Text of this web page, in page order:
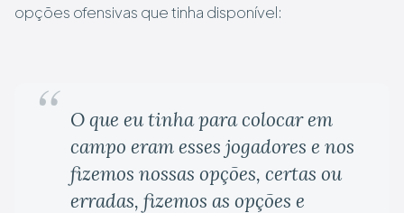
opções ofensivas que tinha disponível:
O que eu tinha para colocar em
campo eram esses jogadores e nos
fizemos nossas opções, certas ou
erradas, fizemos as opções e